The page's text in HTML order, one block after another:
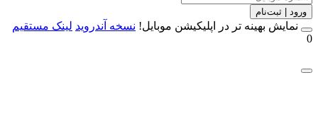
| ثبت‌نام
بهینه تر در اپلیکیشن موبایل!نسخه آندروید لینک مستقیم